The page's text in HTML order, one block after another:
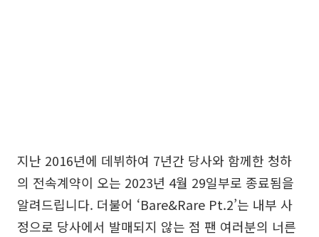
지난 2016년에 데뷔하여 7년간 당사와 함께한 청하
의 전속계약이 오는 2023년 4월 29일부로 종료됨을
알려드립니다. 더불어 ‘Bare&Rare Pt.2’는 내부 사
정으로 당사에서 발매되지 않는 점 팬 여러분의 너른